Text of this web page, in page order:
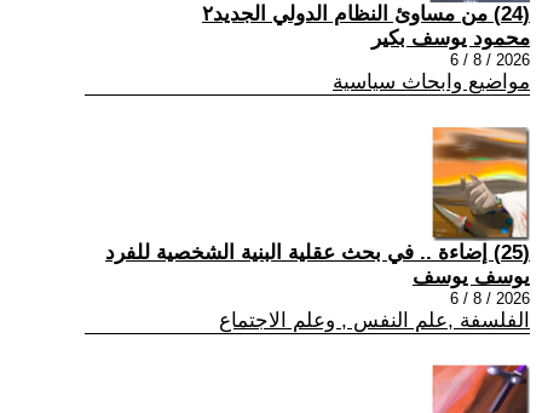
(24) من مساوئ النظام الدولي الجديد٢
محمود يوسف بكير
2026 / 8 / 6
مواضيع وابحاث سياسية
(25) إضاءة .. في بحث عقلية البنية الشخصية للفرد
يوسف يوسف
2026 / 8 / 6
الفلسفة ,علم النفس , وعلم الاجتماع